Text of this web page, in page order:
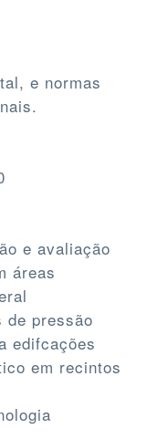
e normas
e avaliação
áreas
pressão
edifcações
em recintos